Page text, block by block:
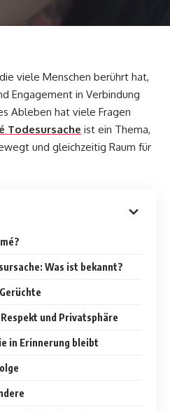
viele Menschen berührt hat,
Engagement in Verbindung
Ableben hat viele Fragen
Todesursache ist ein Thema,
und gleichzeitig Raum für
Was ist bekannt?
und Privatsphäre
in Erinnerung bleibt